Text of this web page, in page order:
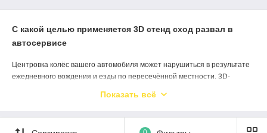
С какой целью применяется 3D стенд сход развал в
автосервисе
Центровка колёс вашего автомобиля может нарушиться в результате
ежедневного вождения и езды по пересечённой местности. 3D-
Измеряя данные под разными углами, технология сверяет их с
Показать всё